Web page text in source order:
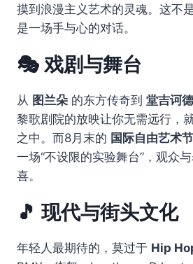
摸到浪漫主义艺术的灵魂。这不
是一场手与心的对话。
🎭 戏剧与舞台
从 图兰朵 的东方传奇到 堂吉诃德
黎歌剧院的放映让你无需远行，
之中。而8月末的 国际自由艺术
一场“不设限的实验舞台”，观众
喜。
🎵 现代与街头文化
年轻人最期待的，莫过于 Hip